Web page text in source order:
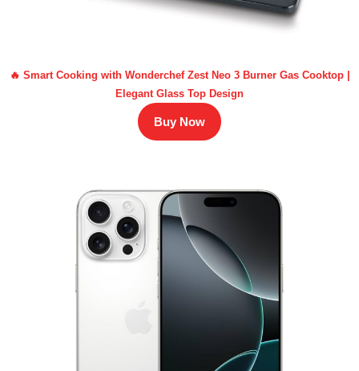
🔥 Smart Cooking with Wonderchef Zest Neo 3 Burner Gas Cooktop |
Elegant Glass Top Design
Buy Now